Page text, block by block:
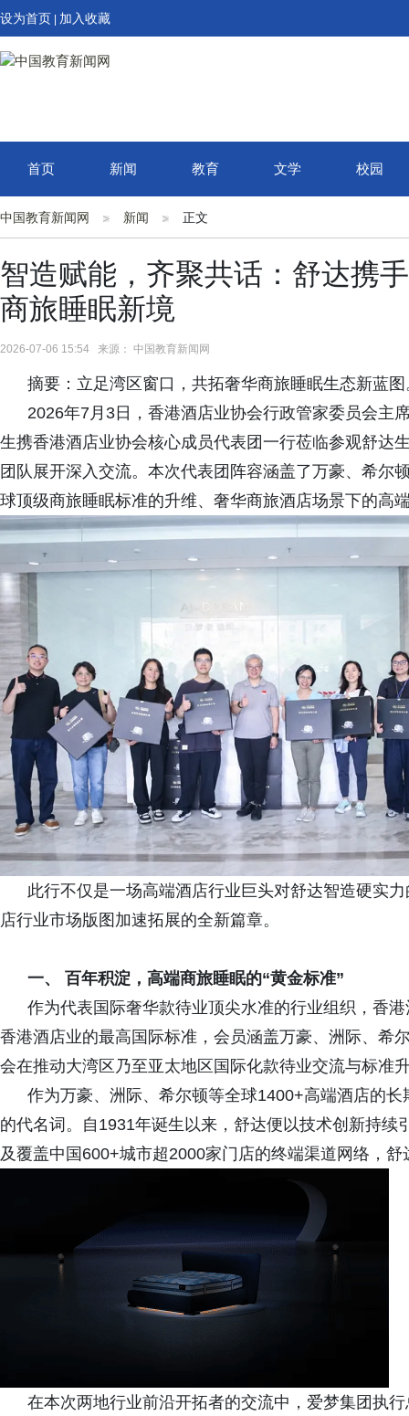
设为首页 加入收藏
首页 新闻 教育 文学 校园
中国教育新闻网 新闻 正文
智造赋能，齐聚共话：舒达携
商旅睡眠新境
2026-07-06 15:54 来源： 中国教育新闻网
摘要：立足湾区窗口，共拓奢华商旅睡眠生态新蓝图
2026年7月3日，香港酒店业协会行政管家委员会主
生携香港酒店业协会核心成员代表团一行莅临参观舒达
团队展开深入交流。本次代表团阵容涵盖了万豪、希尔
球顶级商旅睡眠标准的升维、奢华商旅酒店场景下的高
此行不仅是一场高端酒店行业巨头对舒达智造硬实力
店行业市场版图加速拓展的全新篇章。
一、 百年积淀，高端商旅睡眠的“黄金标准”
作为代表国际奢华款待业顶尖水准的行业组织，香港
香港酒店业的最高国际标准，会员涵盖万豪、洲际、希
会在推动大湾区乃至亚太地区国际化款待业交流与标准
作为万豪、洲际、希尔顿等全球1400+高端酒店的长
的代名词。自1931年诞生以来，舒达便以技术创新持
及覆盖中国600+城市超2000家门店的终端渠道网络，
在本次两地行业前沿开拓者的交流中，爱梦集团执行